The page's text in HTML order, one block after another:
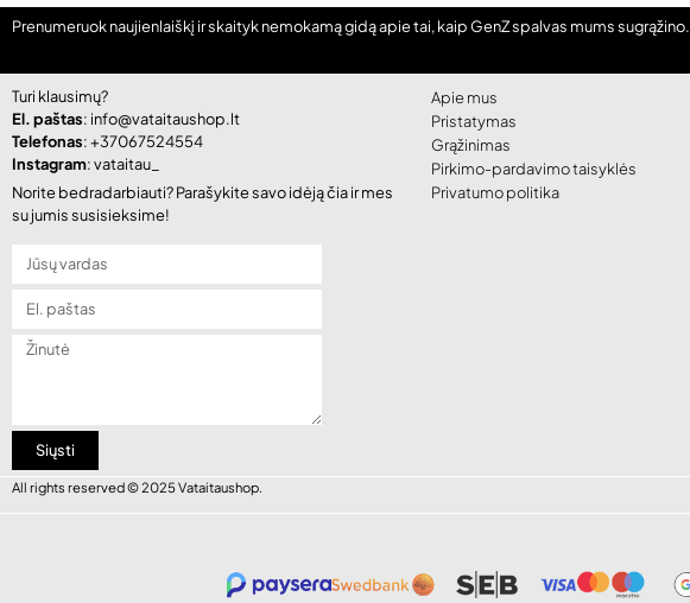
Prenumeruok naujienlaiškį ir skaityk nemokamą gidą apie tai, kaip GenZ spalvas mums sugrąžino.
Turi klausimų?
El. paštas: info@vataitaushop.lt
Telefonas: +37067524554
Instagram: vataitau_
Norite bedradarbiauti? Parašykite savo idėją čia ir mes
su jumis susisieksime!
Siųsti
Apie mus
Pristatymas
Grąžinimas
Pirkimo-pardavimo taisyklės
Privatumo politika
All rights reserved © 2025 Vataitaushop.